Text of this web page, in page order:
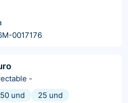
0017176
-
und 25 und